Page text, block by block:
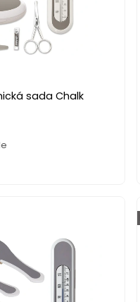
sada Chalk